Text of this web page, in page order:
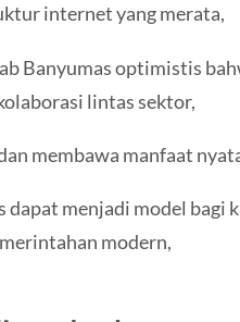
internet yang merata,
Banyumas optimistis
lintas sektor,
membawa manfaat
menjadi model bagi
modern,